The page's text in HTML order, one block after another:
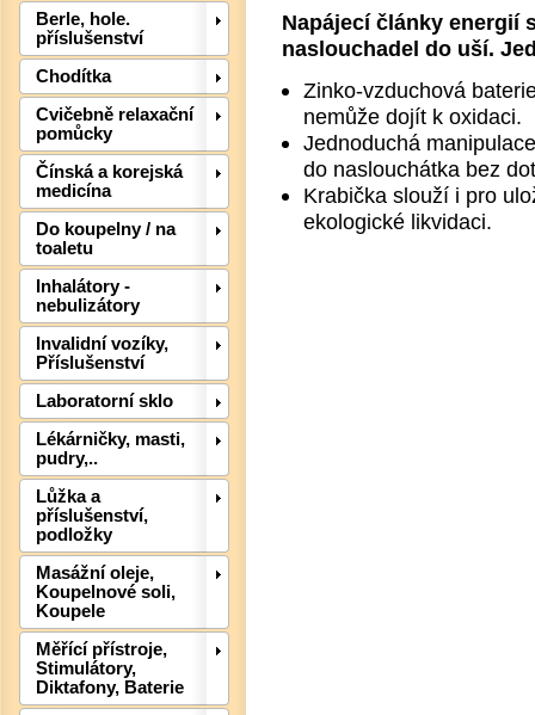
Berle, hole.
příslušenství
Chodítka
Cvičebně relaxační
pomůcky
Čínská a korejská
medicína
Do koupelny / na
toaletu
Inhalátory -
nebulizátory
Invalidní vozíky,
Příslušenství
Laboratorní sklo
Lékárničky, masti,
pudry,..
Lůžka a
příslušenství,
podložky
Masážní oleje,
Koupelnové soli,
Koupele
Měřící přístroje,
Stimulátory,
Diktafony, Baterie
Napájecí články energií
naslouchadel do uší.
Zinko-vzduchová
nemůže dojít k oxidaci.
Jednoduchá
do naslouchátka bez
Krabička slouží i pro
ekologické likvidaci.